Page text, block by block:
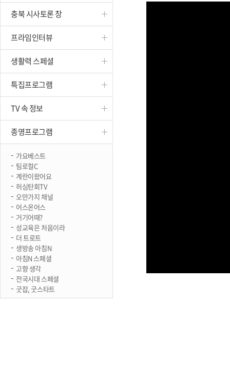
충북 시사토론 창
프라임인터뷰
생활력 스페셜
특집프로그램
TV 속 정보
종영프로그램
가요베스트
팀로컬C
계란이왔어요
허심탄회TV
오만가지 채널
어스온어스
거기어때?
성교육은 처음이라
더 트로트
생방송 아침N
아침N 스페셜
고향 생각
전국시대 스페셜
굿잡, 굿스타트